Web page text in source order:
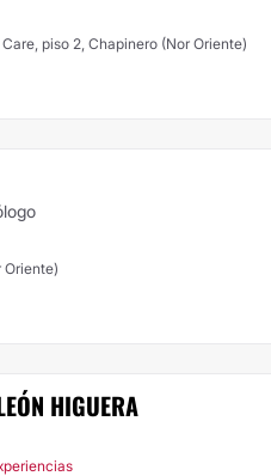
piso 2, Chapinero (Nor Oriente)
Oriente)
HIGUERA